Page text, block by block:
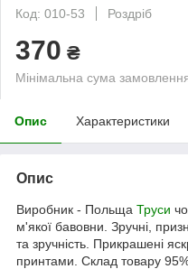
Код: 010-53
Роздріб
370 ₴
Мінімальна сума
Опис Характеристики
Опис
Виробник - Польща Труси
м'якої бавовни. Зручні,
та зручність. Прикрашені
принтами. Склад товару